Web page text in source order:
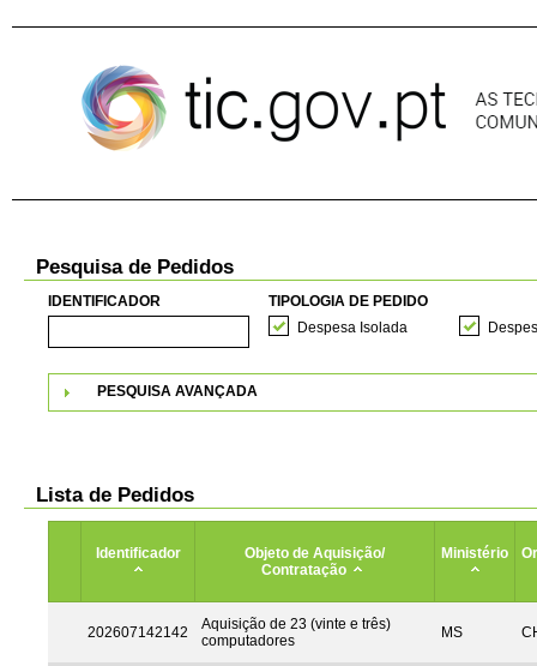
Pesquisa de Pedidos
IDENTIFICADOR
TIPOLOGIA DE PEDIDO
Despesa Isolada
PESQUISA AVANÇADA
Lista de Pedidos
Identificador
Objeto de Aquisição/
Contratação
Ministério
202607142142
Aquisição de 23 (vinte e três)
computadores
MS